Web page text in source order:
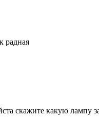
радная
скажите какую лампу